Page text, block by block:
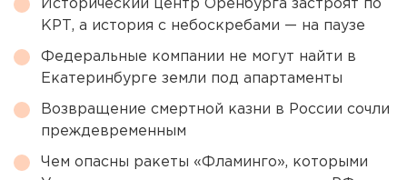
Исторический центр Оренбурга застроят по
КРТ, а история с небоскребами — на паузе
Федеральные компании не могут найти в
Екатеринбурге земли под апартаменты
Возвращение смертной казни в России сочли
преждевременным
Чем опасны ракеты «Фламинго», которыми